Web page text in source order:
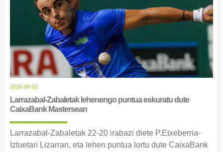
2026-08-02
Larrazabal-Zabaletak lehenengo puntua eskuratu dute
CaixaBank Mastersean
Larrazabal-Zabaletak 22-20 irabazi diete P.Etxeberria-
Iztuetari Lizarran, eta lehen puntua lortu dute CaixaBank